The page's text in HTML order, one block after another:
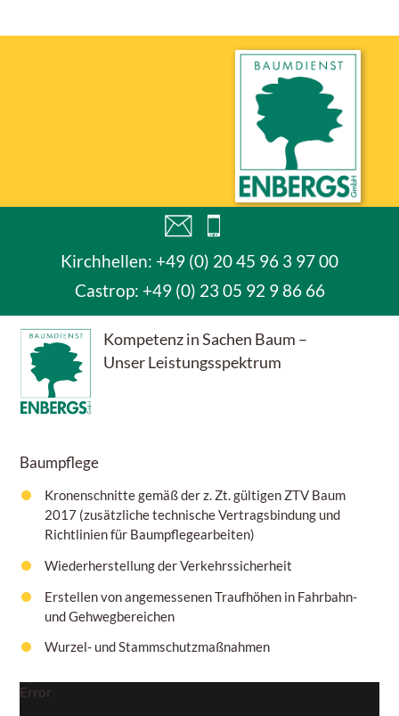
Kirchhellen: +49 (0) 20 45 96 3 97 00
Castrop: +49 (0) 23 05 92 9 86 66
Kompetenz in Sachen Baum –
Unser Leistungsspektrum
Baumpflege
Kronenschnitte gemäß der z. Zt. gültigen ZTV Baum
2017 (zusätzliche technische Vertragsbindung und
Richtlinien für Baumpflegearbeiten)
Wiederherstellung der Verkehrssicherheit
Erstellen von angemessenen Traufhöhen in Fahrbahn-
und Gehwegbereichen
Wurzel- und Stammschutzmaßnahmen
Error